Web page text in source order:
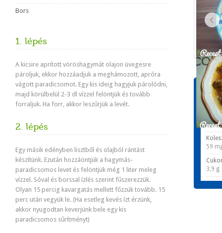
Bors
1. lépés
A kicsire aprított vöröshagymát olajon üvegesre
pároljuk, ekkor hozzáadjuk a meghámozott, apróra
vágott paradicsomot. Egy kis ideig hagyjuk párolódni,
majd körülbelül 2-3 dl vízzel felöntjük és tovább
forraljuk. Ha forr, akkor leszűrjük a levét.
2. lépés
Egy másik edényben lisztből és olajból rántást
készítünk. Ezután hozzáöntjük a hagymás-
paradicsomos levet és felöntjük még 1 liter meleg
vízzel. Sóval és borssal ízlés szerint fűszerezzük.
Olyan 15 percig kavargatás mellett főzzük tovább. 15
perc után vegyük le. (Ha esetleg kevés ízt érzünk,
akkor nyugodtan keverjünk bele egy kis
paradicsomos sűrítményt)
1
443
59
3,9 g